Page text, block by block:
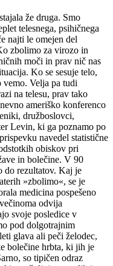
že druga. Smo
telesnega, psihičnega
najti le omejen del
zbolimo za virozo in
moči in prav nič nas
Ko se sesuje telo,
vemo. Velja pa tudi
na telesu, prav tako
ameriško konferenco
družboslovci,
Levin, ki ga poznamo po
navedel statistične
obiskov pri
in bolečine. V 90
do rezultatov. Kaj je
»zbolimo«, se je
medicina pospešeno
odvija
svoje posledice v
pod dolgotrajnim
glava ali peči želodec,
bolečine hrbta, ki jih je
so tipičen odraz